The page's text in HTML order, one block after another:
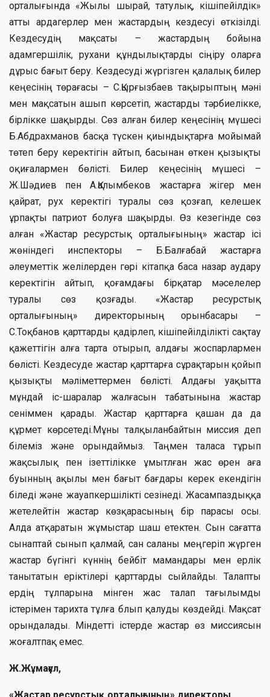
орталығында «Жылы шырай, татулық, кішіпейілдік»
атты ардагерлер мен жастардың кездесуі өткізілді.
Кездесудің мақсаты – жастардың бойына
адамгершілік, рухани құндылықтарды сіңіру оларға
дұрыс бағыт беру. Кездесуді жүргізген қалалық билер
кеңесінің төрағасы – С.Қырғызбаев тақырыптың мәні
мен мақсатын ашып көрсетіп, жастарды тәрбиелікке,
бірлікке шақырды. Сөз алған билер кеңесінің мүшесі
Б.Абдрахманов басқа түскен қиындықтарға мойымай
төтеп беру керектігін айтып, басынан өткен қызықты
оқиғалармен бөлісті. Билер кеңесінің мүшесі –
Ж.Шәдиев пен А.Қалымбеков жастарға жігер мен
қайрат, рух керектігі туралы сөз қозғап, келешек
ұрпақты патриот болуға шақырды. Өз кезегінде сөз
алған «Жастар ресурстық орталығының» жастар ісі
жөніндегі инспекторы – Б.Балғабай жастарға
әлеуметтік желілерден гөрі кітапқа баса назар аудару
керектігін айтып, қоғамдағы бірқатар мәселелер
туралы сөз қозғады. «Жастар ресурстық
орталығының» директорының орынбасары –
С.Тоқбанов қарттарды қадірлеп, кішіпейілділікті сақтау
қажеттігін алға тарта отырып, алдағы жоспарлармен
бөлісті. Кездесуде жастар қарттарға сұрақтарын қойып
қызықты мәліметтермен бөлісті. Алдағы уақытта
мұндай іс-шаралар жалғасын табатынына жастар
сеніммен қарады. Жастар қарттарға қашан да да
құрмет көрсетеді.Мұны талқыланбайтын миссия деп
білеміз және орындаймыз. Таңмен таласа тұрып
жақсылық пен ізеттілікке ұмытлған жас өрен аға
буынның ақылы мен бағыт бағдары керек екендігін
біледі және жауапкершілікті сезінеді. Жасампаздыққа
жетелейтін жастар көзқарасының бір парасы осы.
Алда атқаратын жұмыстар шаш етектен. Сын сағатта
сынаптай сынып қалмай, сан саланы меңгеріп жүрген
жастар бүгінгі күннің бейбіт мамандары мен ерлік
танытатын еріктілері қарттарды сыйлайды. Талапты
ердің тұлпарына мінген жас талап тағылымды
істерімен тарихта тұлға блып қалуды көздейді. Мақсат
орындалады. Міндетті істерде жастар өз миссиясын
жоғалтпақ емес.
Ж.Жұмағұл,